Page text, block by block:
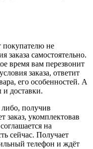
покупателю не
заказа самостоятельно.
время вам перезвонит
заказа, ответит
его особенностей. А
и доставки.
либо, получив
заказ, укомплектовав
на
сейчас. Получает
телефон и ждёт